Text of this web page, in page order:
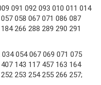
091 092 093 010 011 014
058 067 071 086 087
266 288 289 290 291
054 067 069 071 075
143 117 457 163 164
253 254 255 266 257;